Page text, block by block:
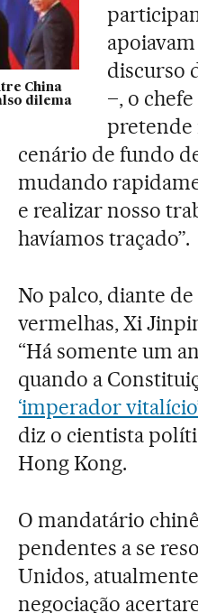
China
dilema
discurso
–, o
pretende
cenário de fundo
mudando
e realizar nosso
havíamos traçado”.
No palco, diante
vermelhas, Xi
“Há somente um
quando a
‘imperador
diz o cientista
Hong Kong.
O mandatário
pendentes a se
Unidos,
negociação